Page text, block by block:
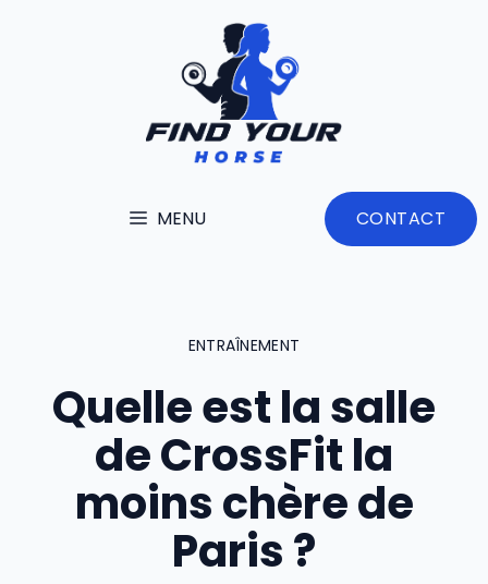
MENU CONTACT
ENTRAÎNEMENT
Quelle est la salle
de CrossFit la
moins chère de
Paris ?